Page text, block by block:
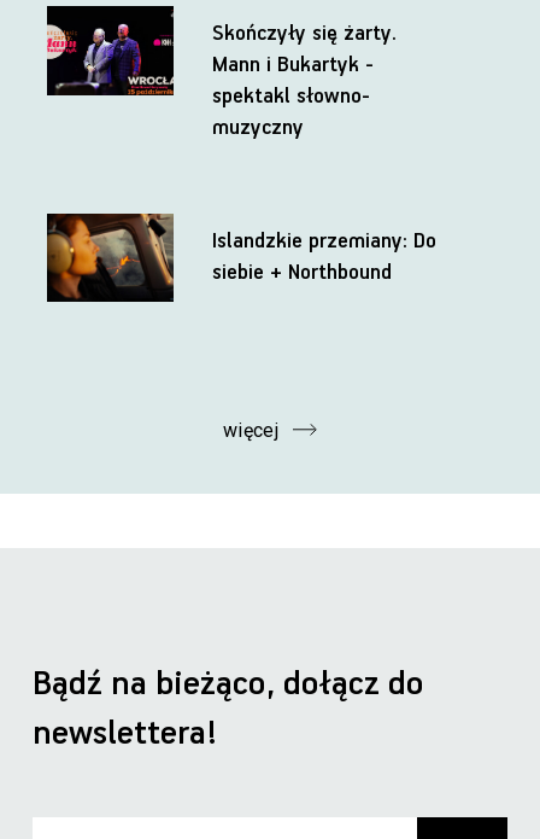
Skończyły się żarty.
Mann i Bukartyk -
spektakl słowno-
muzyczny
Islandzkie przemiany: Do
siebie + Northbound
więcej
Bądź na bieżąco, dołącz do
newslettera!